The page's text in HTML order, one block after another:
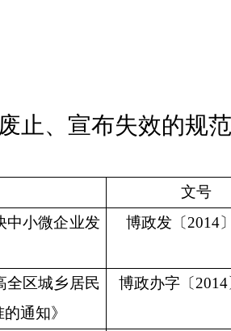
止、宣布失效的规
文号
中小微企业发
博政发 〔 2014
全区城乡居民
通知》
博政办字〔 2014